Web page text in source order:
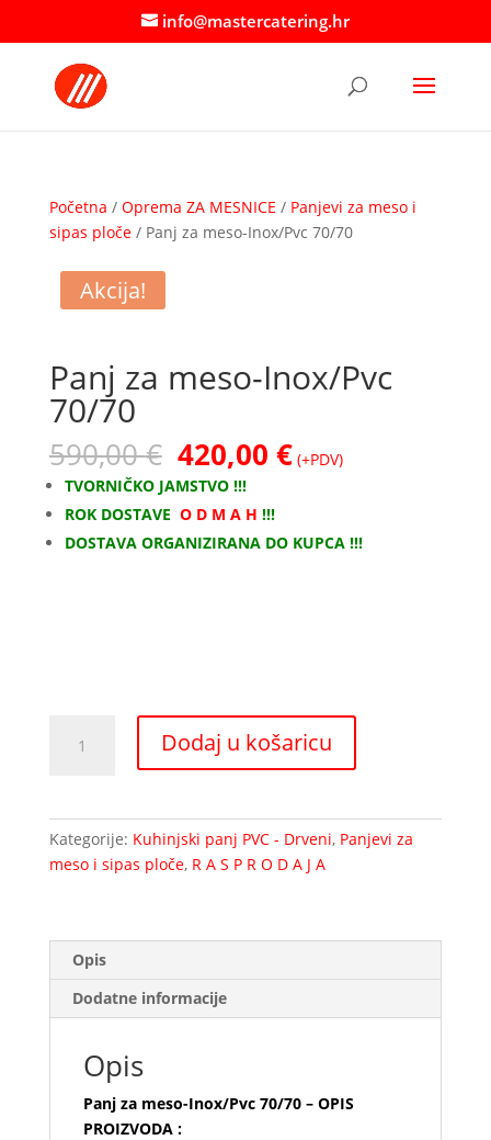
info@mastercatering.hr
Početna / Oprema ZA MESNICE / Panjevi za meso i
sipas ploče/ Panj za meso-Inox/Pvc 70/70
Akcija!
Panj za meso-Inox/Pvc
70/70
590,00€ Izvorna
cijena
bila
je:
590,00 €.
420,00 €Trenutna
cijena
420,00 €.
(+PDV)
TVORNIČKO JAMSTVO !!!
ROK DOSTAVE O D M A H !!!
DOSTAVA ORGANIZIRANA DO KUPCA !!!
količina
Dodaj u košaricu
Kategorije: Kuhinjski panj PVC - Drveni, Panjevi za
meso i sipas ploče, R A S P R O D A J A
Opis
Dodatne informacije
Opis
Panj za meso-Inox/Pvc 70/70 – OPIS
PROIZVODA :